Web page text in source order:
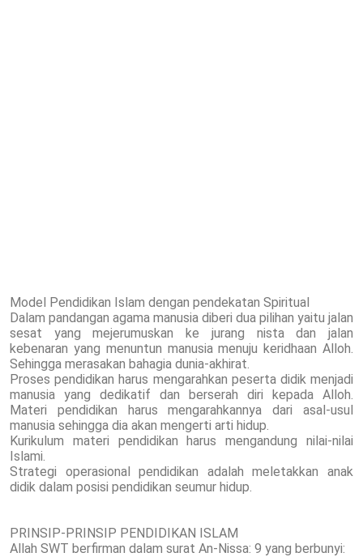
Model Pendidikan Islam dengan pendekatan Spiritual
Dalam pandangan agama manusia diberi dua pilihan yaitu jalan
sesat yang mejerumuskan ke jurang nista dan jalan
kebenaran yang menuntun manusia menuju keridhaan Alloh.
Sehingga merasakan bahagia dunia-akhirat.
Proses pendidikan harus mengarahkan peserta didik menjadi
manusia yang dedikatif dan berserah diri kepada Alloh.
Materi pendidikan harus mengarahkannya dari asal-usul
manusia sehingga dia akan mengerti arti hidup.
Kurikulum materi pendidikan harus mengandung nilai-nilai
Islami.
Strategi operasional pendidikan adalah meletakkan anak
didik dalam posisi pendidikan seumur hidup.
PRINSIP-PRINSIP PENDIDIKAN ISLAM
Allah SWT berfirman dalam surat An-Nissa: 9 yang berbunyi: